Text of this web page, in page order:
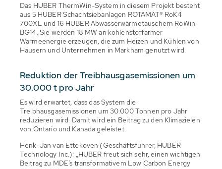
Das HUBER ThermWin-System in diesem Projekt besteht
aus 5 HUBER Schachtsiebanlagen ROTAMAT® RoK4
700XL und 16 HUBER Abwasserwärmetauschern RoWin
BG14. Sie werden 18 MW an kohlenstoffarmer
Wärmeenergie erzeugen, die zum Heizen und Kühlen von
Häusern und Unternehmen in Markham genutzt wird.
Reduktion der Treibhausgasemissionen um
30.000 t pro Jahr
Es wird erwartet, dass das System die
Treibhausgasemissionen um 30.000 Tonnen pro Jahr
reduzieren wird. Damit wird ein Beitrag zu den Klimazielen
von Ontario und Kanada geleistet.
Henk-Jan van Ettekoven (Geschäftsführer, HUBER
Technology Inc.): „HUBER freut sich sehr, einen wichtigen
Beitrag zu MDE‘s transformativem Low Carbon Energy